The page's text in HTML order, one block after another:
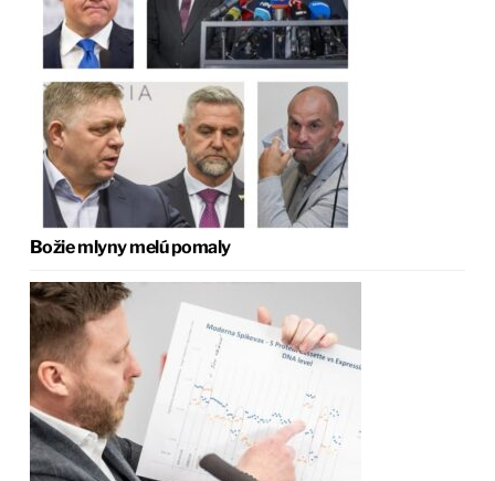
Božie mlyny melú pomaly